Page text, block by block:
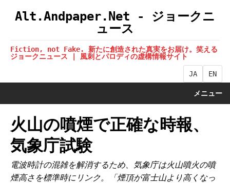
Alt.Andpaper.Net - ジョークニ
ュース
Fiction, not Fake. 新たに創造された真実をお届け。笑える
ジョークニュース | 風刺とパロディの虚構情報サイト
JA EN
メニュー
火山の噴煙で正確な時報、
気象庁試験
電波時計の混雑を解消するため、気象庁は火山噴火の噴
煙高さを標準時にリンク。「煙頂が富士山より高くなっ